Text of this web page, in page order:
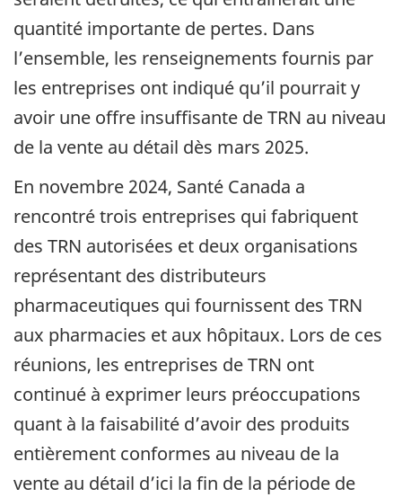
quantité importante de pertes. Dans
l’ensemble, les renseignements fournis par
les entreprises ont indiqué qu’il pourrait y
avoir une offre insuffisante de TRN au niveau
de la vente au détail dès mars 2025.
En novembre 2024, Santé Canada a
rencontré trois entreprises qui fabriquent
des TRN autorisées et deux organisations
représentant des distributeurs
pharmaceutiques qui fournissent des TRN
aux pharmacies et aux hôpitaux. Lors de ces
réunions, les entreprises de TRN ont
continué à exprimer leurs préoccupations
quant à la faisabilité d’avoir des produits
entièrement conformes au niveau de la
vente au détail d’ici la fin de la période de